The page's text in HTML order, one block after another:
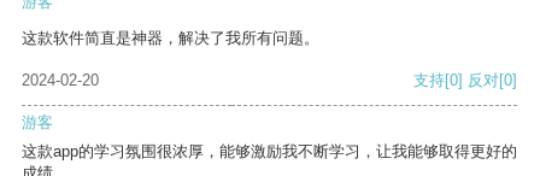
这款软件简直是神器，解决了我所有问题。
2024-02-20 支持[0] 反对[0]
游客
这款app的学习氛围很浓厚，能够激励我不断学习，让我能够取得更好的